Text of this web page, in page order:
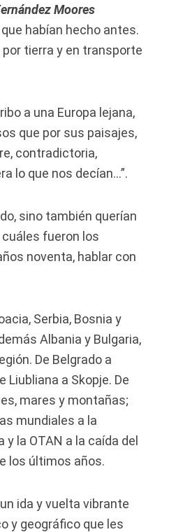
Moores
habían hecho antes.
tierra y en transporte
a una Europa lejana,
que por sus paisajes,
contradictoria,
lo que nos decían…”.
sino también querían
fueron los
noventa, hablar con
Serbia, Bosnia y
Albania y Bulgaria,
De Belgrado a
Liubliana a Skopje. De
mares y montañas;
mundiales a la
la OTAN a la caída del
los últimos años.
ida y vuelta vibrante
y geográfico que les